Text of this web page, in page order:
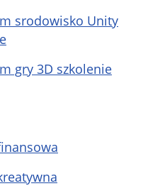
srodowisko Unity
gry 3D szkolenie